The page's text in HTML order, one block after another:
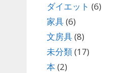
ダイエット (6)
家具(6)
文房具(8)
未分類(17)
本 (2)